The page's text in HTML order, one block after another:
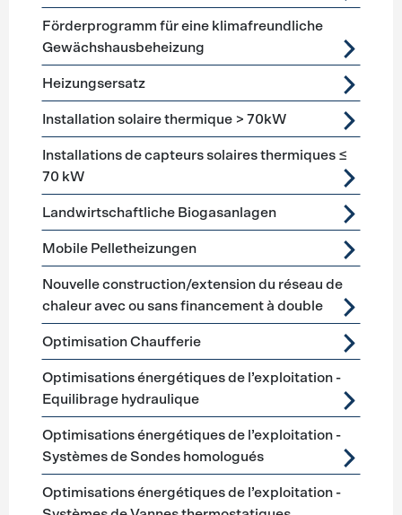
Förderprogramm für eine klimafreundliche
Gewächshausbeheizung
Heizungsersatz
Installation solaire thermique > 70kW
Installations de capteurs solaires thermiques ≤
70 kW
Landwirtschaftliche Biogasanlagen
Mobile Pelletheizungen
Nouvelle construction/extension du réseau de
chaleur avec ou sans financement à double
Optimisation Chaufferie
Optimisations énergétiques de l’exploitation -
Equilibrage hydraulique
Optimisations énergétiques de l’exploitation -
Systèmes de Sondes homologués
Optimisations énergétiques de l’exploitation -